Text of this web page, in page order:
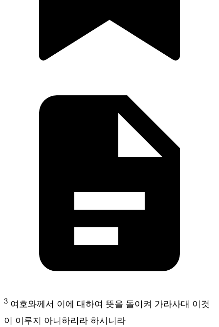
3 여호와께서 이에 대하여 뜻을 돌이켜 가라사대 이것
이 이루지 아니하리라 하시니라